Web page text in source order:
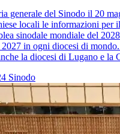
generale del Sinodo il 20
locali le informazioni per
sinodale mondiale del
2027 in ogni diocesi di
la diocesi di Lugano e la
Sinodo